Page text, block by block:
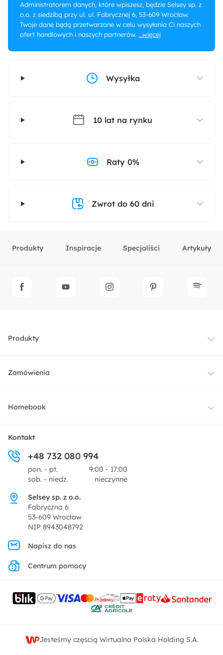
Administratorem danych, które wpiszesz, będzie Selsey sp. z
o.o. z siedzibą przy ul. ul. Fabrycznej 6, 53-609 Wrocław.
Twoje dane będą przetwarzane w celu wysyłania Ci naszych
ofert handlowych i naszych partnerów. ...więcej
Wysyłka
10 lat na rynku
Raty 0%
Zwrot do 60 dni
Produkty Inspiracje Specjaliści Artykuły
Produkty
Meble
Dekoracje i akcesoria
Promocje
Zamówienia
Dostawa
Zwroty
Pytania i odpowiedzi
Homebook
O nas
Centrum prasowe
Regulamin
Polityka prywatności
Ustawienia prywatności
Kontakt
Kontakt
+48 732 080 994
pon. - pt.
9:00 - 17:00
sob. - niedz.
nieczynne
Selsey sp. z o.o.
Fabryczna 6
53-609 Wrocław
NIP 8943048792
Napisz do nas
Centrum pomocy
Jesteśmy częścią Wirtualna Polska Holding S.A.